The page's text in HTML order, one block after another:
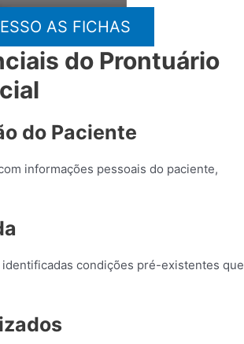
AS FICHAS
do Prontuário
do Paciente
informações pessoais do paciente,
condições pré-existentes que